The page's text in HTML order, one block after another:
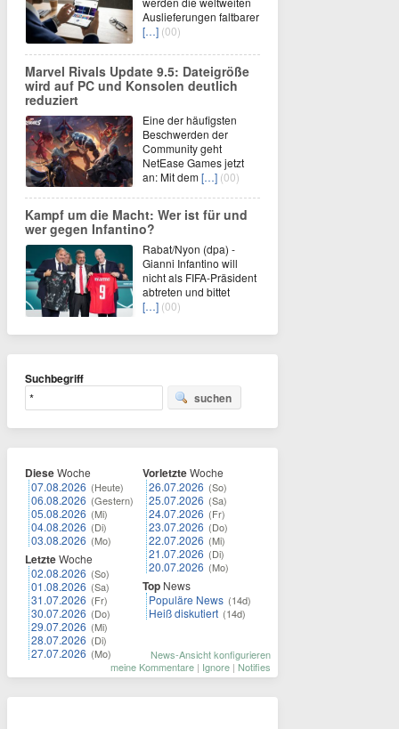
Auslieferungen faltbarer
[…] (00)
Marvel Rivals Update 9.5: Dateigröße
wird auf PC und Konsolen deutlich
reduziert
Eine der häufigsten
Beschwerden der
Community geht
NetEase Games jetzt
an: Mit dem[…] (00)
Kampf um die Macht: Wer ist für und
wer gegen Infantino?
Rabat/Nyon (dpa) -
Gianni Infantino will
nicht als FIFA-Präsident
abtreten und bittet
[…] (00)
Suchbegriff
suchen
DieseWoche
07.08.2026 (Heute)
06.08.2026 (Gestern)
05.08.2026 (Mi)
04.08.2026 (Di)
03.08.2026 (Mo)
LetzteWoche
02.08.2026 (So)
01.08.2026 (Sa)
31.07.2026 (Fr)
30.07.2026 (Do)
29.07.2026 (Mi)
28.07.2026 (Di)
27.07.2026 (Mo)
VorletzteWoche
26.07.2026 (So)
25.07.2026 (Sa)
24.07.2026 (Fr)
23.07.2026 (Do)
22.07.2026 (Mi)
21.07.2026 (Di)
20.07.2026 (Mo)
Top News
Populäre News (14d)
Heiß diskutiert (14d)
News-Ansicht konfigurieren
meine Kommentare | Ignore | Notifies